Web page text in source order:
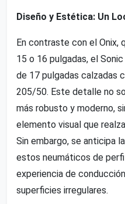
Diseño y Estética: Un
En contraste con el Onix,
15 o 16 pulgadas, el
de 17 pulgadas calzadas
205/50. Este detalle no
más robusto y moderno,
elemento visual que
Sin embargo, se anticipa
estos neumáticos de
experiencia de
superficies irregulares.